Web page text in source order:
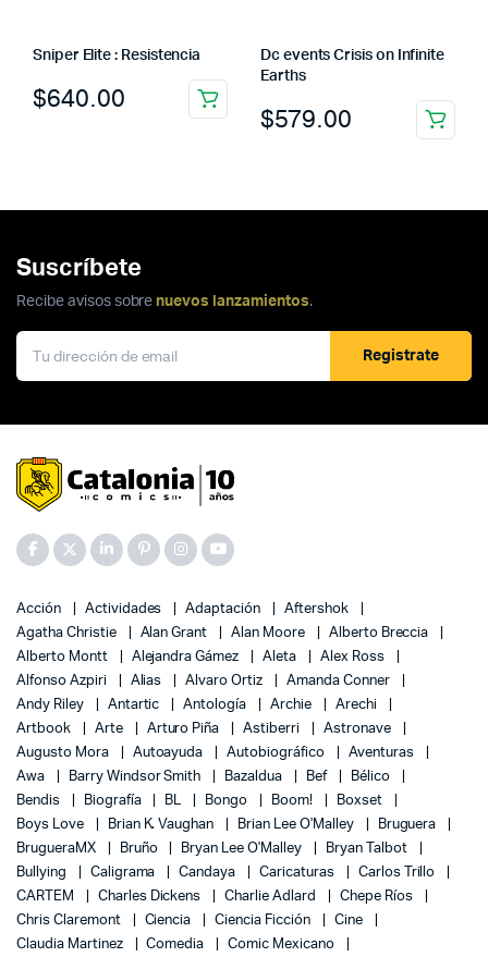
Sniper Elite : Resistencia
$640.00
Dc events Crisis on Infinite
Earths
$579.00
Suscríbete
Recibe avisos sobre nuevos lanzamientos.
Registrate
Acción Actividades Adaptación
Aftershok
Agatha Christie
Alan Grant Alan Moore
Alberto Breccia
Alberto Montt
Alejandra Gámez Aleta
Alex Ross
Alfonso Azpiri
Alias Alvaro Ortiz
Amanda Conner
Andy Riley
Antartic Antología Archie
Arechi
Artbook
Arte Arturo Piña Astiberri
Astronave
Augusto Mora
Autoayuda Autobiográfico
Aventuras
Awa
Barry Windsor Smith Bazaldua Bef
Bélico
Bendis
Biografía BL Bongo Boom!
Boxset
Boys Love
Brian K. Vaughan Brian Lee O'Malley
Bruguera
BrugueraMX
Bruño Bryan Lee O'Malley
Bryan Talbot
Bullying
Caligrama Candaya Caricaturas
Carlos Trillo
CARTEM
Charles Dickens Charlie Adlard
Chepe Ríos
Chris Claremont
Ciencia Ciencia Ficción
Cine
Claudia Martinez
Comedia
Comic Mexicano